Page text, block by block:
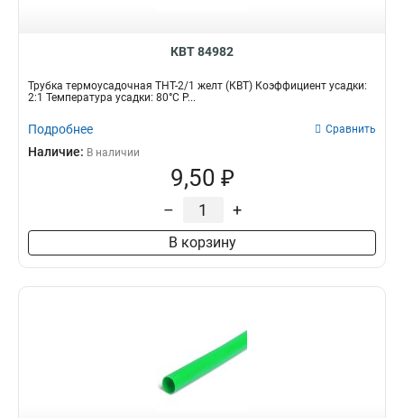
КВТ 84982
Трубка термоусадочная ТНТ-2/1 желт (КВТ) Коэффициент усадки:
2:1 Температура усадки: 80°С Р...
Подробнее Сравнить
Наличие: В наличии
9,50 ₽
– +
В корзину